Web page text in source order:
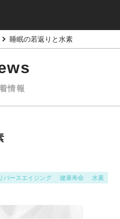
睡眠の若返りと水素
情報
バースエイジング 健康寿命
水素